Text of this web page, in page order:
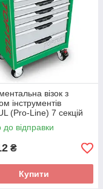
візок з
інструментів
(Pro-Line) 7 секцій
до відправки
₴
Купити